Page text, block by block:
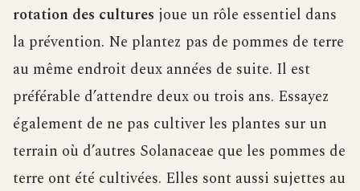
rotation des cultures joue un rôle essentiel dans
la prévention. Ne plantez pas de pommes de terre
au même endroit deux années de suite. Il est
préférable d’attendre deux ou trois ans. Essayez
également de ne pas cultiver les plantes sur un
terrain où d’autres Solanaceae que les pommes de
terre ont été cultivées. Elles sont aussi sujettes au